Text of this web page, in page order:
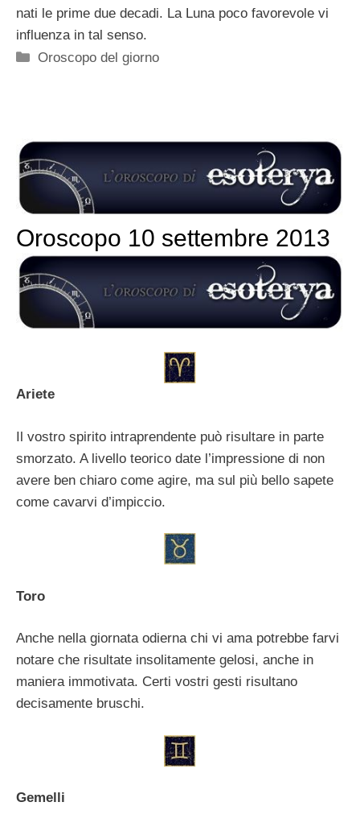
nati le prime due decadi. La Luna poco favorevole vi
influenza in tal senso.
Categorie
Oroscopo del giorno
Oroscopo 10 settembre 2013
Ariete
Il vostro spirito intraprendente può risultare in parte
smorzato. A livello teorico date l’impressione di non
avere ben chiaro come agire, ma sul più bello sapete
come cavarvi d’impiccio.
Toro
Anche nella giornata odierna chi vi ama potrebbe farvi
notare che risultate insolitamente gelosi, anche in
maniera immotivata. Certi vostri gesti risultano
decisamente bruschi.
Gemelli